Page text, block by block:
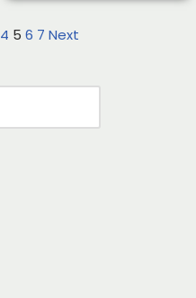
4 5 6 7 Next